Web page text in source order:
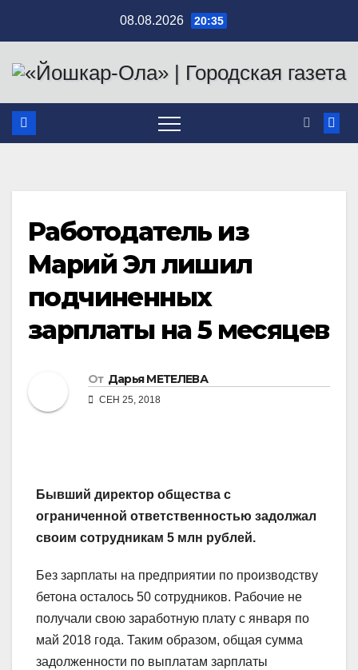
содержимому
08.08.2026 20:35
Работодатель из
Марий Эл лишил
подчиненных
зарплаты на 5 месяцев
От Дарья МЕТЕЛЕВА
СЕН 25, 2018
Бывший директор общества с
ограниченной ответственностью задолжал
своим сотрудникам 5 млн рублей.
Без зарплаты на предприятии по производству
бетона осталось 50 сотрудников. Рабочие не
получали свою заработную плату с января по
май 2018 года. Таким образом, общая сумма
задолженности по выплатам зарплаты